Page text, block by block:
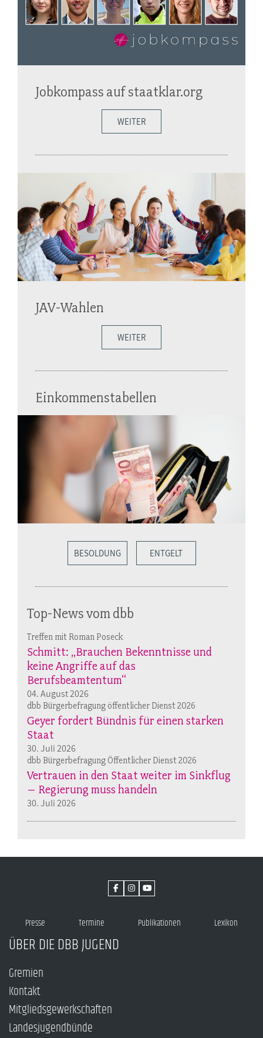
Jobkompass auf staatklar.org
WEITER
JAV-Wahlen
WEITER
Einkommenstabellen
BESOLDUNG ENTGELT
Top-News vom dbb
Treffen mit Roman Poseck
Schmitt: „Brauchen Bekenntnisse und
keine Angriffe auf das
Berufsbeamtentum“
04. August 2026
dbb Bürgerbefragung öffentlicher Dienst 2026
Geyer fordert Bündnis für einen starken
Staat
30. Juli 2026
dbb Bürgerbefragung Öffentlicher Dienst 2026
Vertrauen in den Staat weiter im Sinkflug
– Regierung muss handeln
30. Juli 2026
Presse Termine Publikationen Lexikon
ÜBER DIE DBB JUGEND
Gremien
Kontakt
Mitgliedsgewerkschaften
Landesjugendbünde